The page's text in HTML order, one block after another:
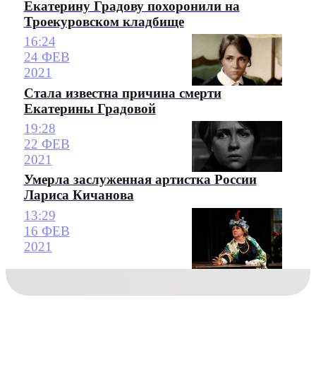
Екатерину Градову похоронили на
Троекуровском кладбище
16:24
24 ФЕВ
2021
Стала известна причина смерти
Екатерины Градовой
19:28
22 ФЕВ
2021
Умерла заслуженная артистка России
Лариса Кичанова
13:29
16 ФЕВ
2021